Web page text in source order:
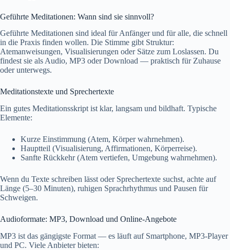
Geführte Meditationen: Wann sind sie sinnvoll?
Geführte Meditationen sind ideal für Anfänger und für alle, die schnell
in die Praxis finden wollen. Die Stimme gibt Struktur:
Atemanweisungen, Visualisierungen oder Sätze zum Loslassen. Du
findest sie als Audio, MP3 oder Download — praktisch für Zuhause
oder unterwegs.
Meditationstexte und Sprechertexte
Ein gutes Meditationsskript ist klar, langsam und bildhaft. Typische
Elemente:
Kurze Einstimmung (Atem, Körper wahrnehmen).
Hauptteil (Visualisierung, Affirmationen, Körperreise).
Sanfte Rückkehr (Atem vertiefen, Umgebung wahrnehmen).
Wenn du Texte schreiben lässt oder Sprechertexte suchst, achte auf
Länge (5–30 Minuten), ruhigen Sprachrhythmus und Pausen für
Schweigen.
Audioformate: MP3, Download und Online-Angebote
MP3 ist das gängigste Format — es läuft auf Smartphone, MP3-Player
und PC. Viele Anbieter bieten: